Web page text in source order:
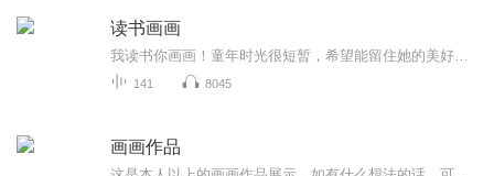
读书画画
141 8045
画画作品